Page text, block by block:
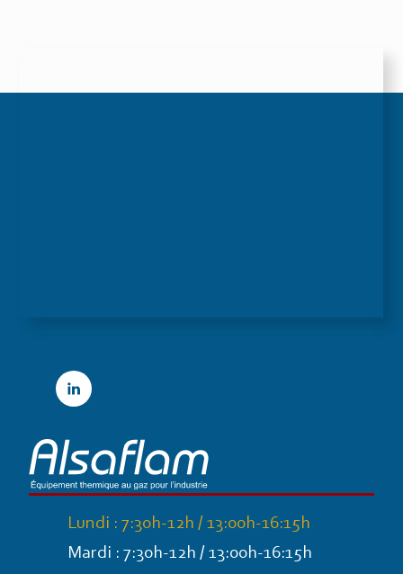
Linkedin
Lundi : 7:30h-12h / 13:00h-16:15h
Mardi : 7:30h-12h / 13:00h-16:15h